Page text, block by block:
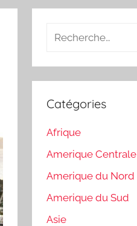
Recherche
:
Catégories
Afrique
Amerique Centrale
Amerique du Nord
Amerique du Sud
Asie